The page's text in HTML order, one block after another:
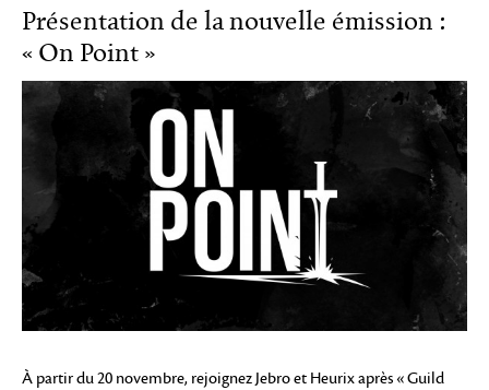
Présentation de la nouvelle émission :
« On Point »
À partir du 20 novembre, rejoignez Jebro et Heurix après « Guild